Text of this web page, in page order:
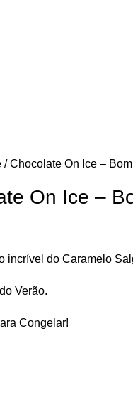
Chocolate On Ice –
On Ice –
incrível do Caramelo
Verão.
Congelar!